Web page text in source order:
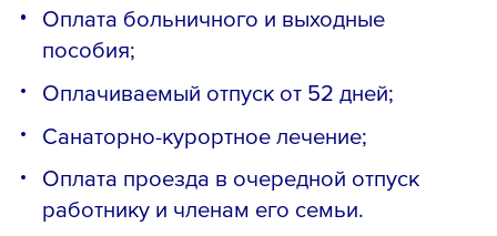
Оплата больничного и выходные
пособия;
Оплачиваемый отпуск от 52 дней;
Санаторно-курортное лечение;
Оплата проезда в очередной отпуск
работнику и членам его семьи.